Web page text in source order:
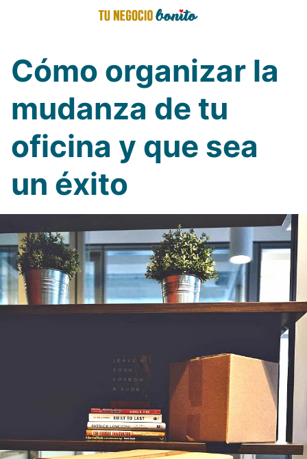
Cómo organizar la
mudanza de tu
oficina y que sea
un éxito